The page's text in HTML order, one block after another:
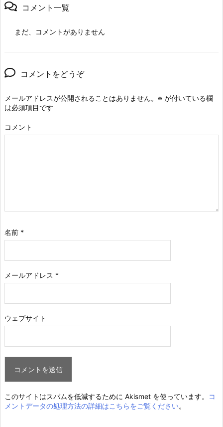
コメント一覧
まだ、コメントがありません
コメントをどうぞ
メールアドレスが公開されることはありません。 ※ が付いている欄
は必須項目です
コメント
名前 *
メールアドレス *
ウェブサイト
このサイトはスパムを低減するために Akismet を使っています。
コ
メントデータの処理方法の詳細はこちらをご覧ください。